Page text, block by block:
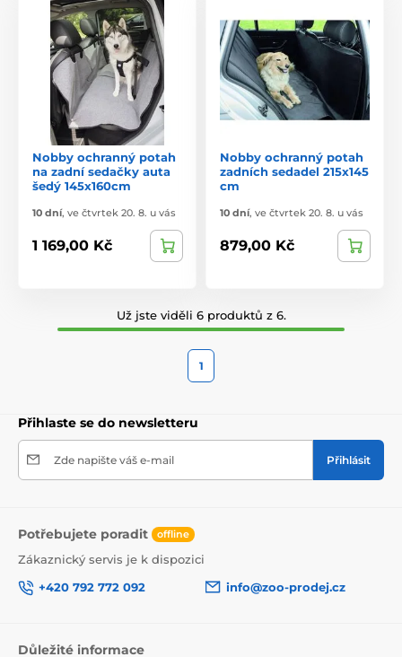
Nobby ochranný potah
na zadní sedačky auta
šedý 145x160cm
10 dní, ve čtvrtek 20. 8. u vás
1 169,00 Kč
Nobby ochranný potah
zadních sedadel 215x145
cm
10 dní, ve čtvrtek 20. 8. u vás
879,00 Kč
Už jste viděli 6 produktů z 6.
1
Přihlaste se do newsletteru
Zde napište váš e-mail Přihlásit
Potřebujete poradit offline
Zákaznický servis je k dispozici
+420 792 772 092
info@zoo-prodej.cz
Důležité informace